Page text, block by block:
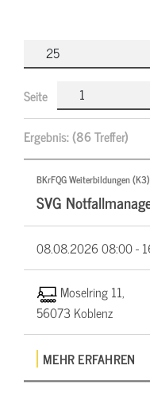
Seite
Ergebnis:(86 Treffer)
BKrFQG Weiterbildungen (K3)
SVG
08.08.202608:00 -
Moselring 11,
56073 Koblenz
MEHR ERFAHREN